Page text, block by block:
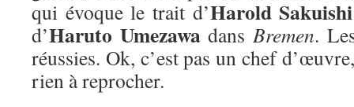
qui évoque le trait d’Harold Sakuishi
d’Haruto UmezawadansBremen.
réussies. Ok, c’est pas un chef
rien à reprocher.